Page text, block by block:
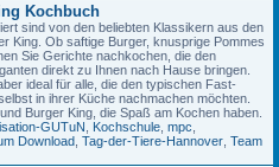
Kochbuch
sind von den beliebten Klassikern aus den
King. Ob saftige Burger, knusprige Pommes
Sie Gerichte nachkochen, die den
direkt zu Ihnen nach Hause bringen.
ideal für alle, die den typischen Fast-
in ihrer Küche nachmachen möchten.
Burger King, die Spaß am Kochen haben.
GUTuN Kochschule mpc
Download Tag-der-Tiere-Hannover Team